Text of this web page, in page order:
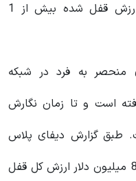
و آربیتروم دو شبکه لایه دوم با ارزش قفل شده بیش از 1
منحصر به‌ فرد در شبکه
است و تا زمان نگارش
رسیده است. طبق گزارش دیفای پلاس
(DeFiPulse)، تورنادو کش دارای 847 میلیون دلار ارزش کل قفل